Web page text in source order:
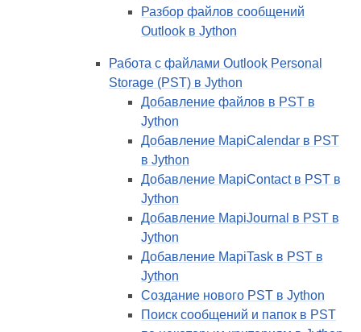
Разбор файлов сообщений
Outlook в Jython
Работа с файлами Outlook Personal
Storage (PST) в Jython
Добавление файлов в PST в
Jython
Добавление MapiCalendar в PST
в Jython
Добавление MapiContact в PST в
Jython
Добавление MapiJournal в PST в
Jython
Добавление MapiTask в PST в
Jython
Создание нового PST в Jython
Поиск сообщений и папок в PST